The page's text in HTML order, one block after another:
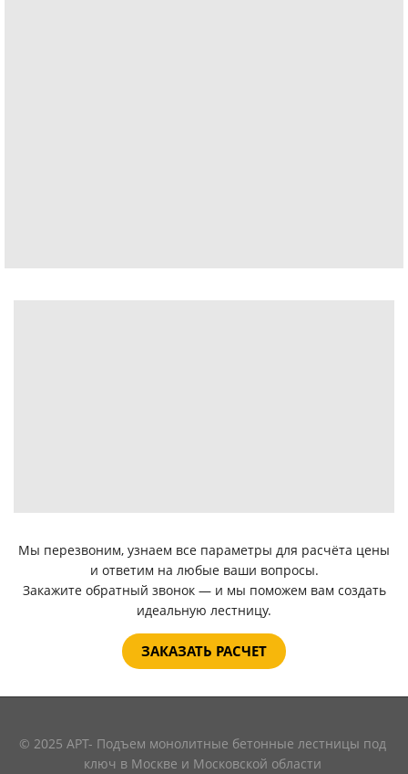
Мы перезвоним, узнаем все параметры для расчёта цены
и ответим на любые ваши вопросы.
Закажите обратный звонок — и мы поможем вам создать
идеальную лестницу.
ЗАКАЗАТЬ РАСЧЕТ
© 2025 АРТ- Подъем монолитные бетонные лестницы под
ключ в Москве и Московской области